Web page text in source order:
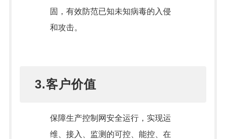
固，有效防范已知未知病毒的入侵
和攻击。
3.客户价值
保障生产控制网安全运行，实现运
维、接入、监测的可控、能控、在